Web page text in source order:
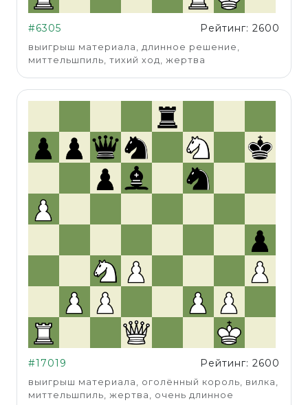
#6305 Рейтинг: 2600
выигрыш материала, длинное решение,
миттельшпиль, тихий ход, жертва
#17019 Рейтинг: 2600
выигрыш материала, оголённый король, вилка,
миттельшпиль, жертва, очень длинное